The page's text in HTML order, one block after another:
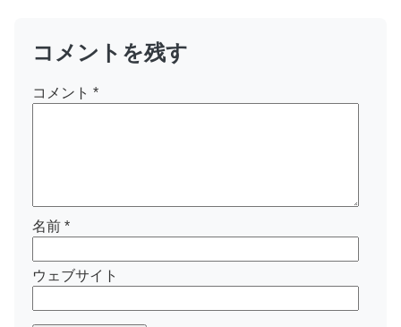
コメントを残す
コメント *
名前 *
ウェブサイト